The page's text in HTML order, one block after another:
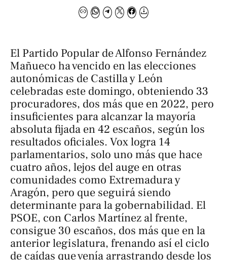
El Partido Popular de Alfonso Fernández
Mañueco ha vencido en las elecciones
autonómicas de Castilla y León
celebradas este domingo, obteniendo 33
procuradores, dos más que en 2022, pero
insuficientes para alcanzar la mayoría
absoluta fijada en 42 escaños, según los
resultados oficiales. Vox logra 14
parlamentarios, solo uno más que hace
cuatro años, lejos del auge en otras
comunidades como Extremadura y
Aragón, pero que seguirá siendo
determinante para la gobernabilidad. El
PSOE, con Carlos Martínez al frente,
consigue 30 escaños, dos más que en la
anterior legislatura, frenando así el ciclo
de caídas que venía arrastrando desde los